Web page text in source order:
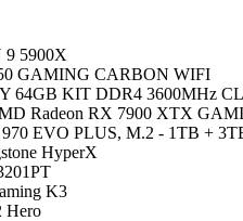
5900X
GAMING CARBON WIFI
64GB KIT DDR4 3600MHz
Radeon RX 7900 XTX
970 EVO PLUS, M.2 - 1TB +
HyperX
K3
Hero